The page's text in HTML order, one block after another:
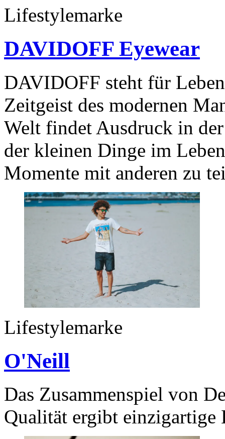
Lifestylemarke
DAVIDOFF Eyewear
DAVIDOFF steht für
Zeitgeist des modernen
Welt findet Ausdruck in
der kleinen Dinge im
Momente mit anderen zu
Lifestylemarke
O'Neill
Das Zusammenspiel von
Qualität ergibt